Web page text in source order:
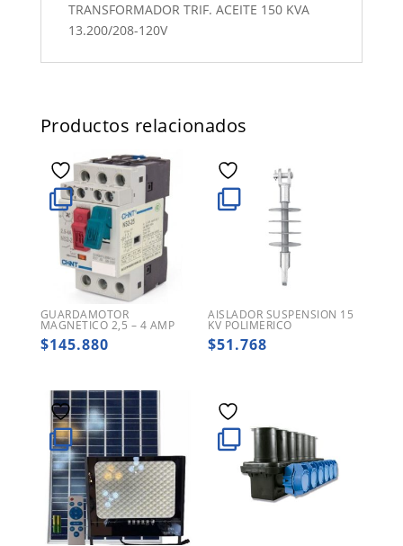
TRANSFORMADOR TRIF. ACEITE 150 KVA
13.200/208-120V
Productos relacionados
GUARDAMOTOR
MAGNETICO 2,5 – 4 AMP
$145.880
AISLADOR SUSPENSION 15
KV POLIMERICO
$51.768